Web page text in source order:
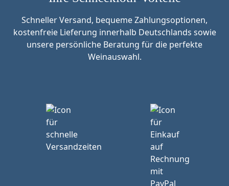
Schneller Versand, bequeme Zahlungsoptionen,
kostenfreie Lieferung innerhalb Deutschlands sowie
unsere persönliche Beratung für die perfekte
Weinauswahl.